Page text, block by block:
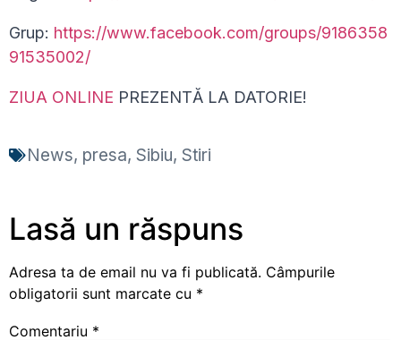
Grup: https://www.facebook.com/groups/9186358
91535002/
ZIUA ONLINE PREZENTĂ LA DATORIE!
News, presa, Sibiu, Stiri
Lasă un răspuns
Adresa ta de email nu va fi publicată. Câmpurile
obligatorii sunt marcate cu *
Comentariu *